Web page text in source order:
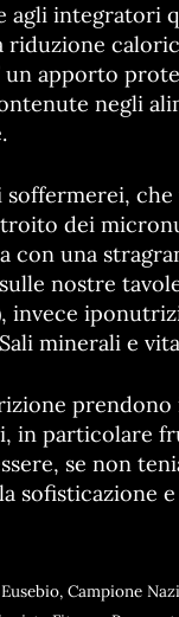
agli integratori
riduzione
un apporto
negli
che
dei
con una
nostre
invece
minerali e
prendono
in particolare
se non
sofisticazione
Campione